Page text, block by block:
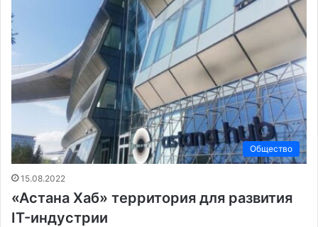
Общество
15.08.2022
«Астана Хаб» территория для развития
IT-индустрии